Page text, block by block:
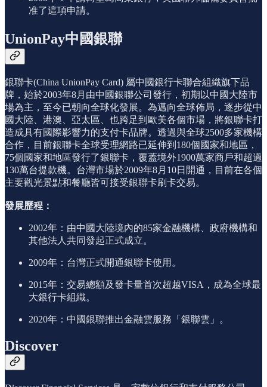
准了這項申請。
UnionPay中國銀聯
銀聯卡(China UnionPay Card) 屬中國銀行卡聯合組織旗下品
牌，始於2003年8月由中國銀聯公司發行，初期以中國大陸市
場為主，至今已朝向全球化發展。為邁向全球佈局，逐步從中
國大陸、港澳、亞太區、也跨足到歐美各個市場，將銀聯卡打
造成具有國際影響力的支付卡品牌。透過與全球2500多家機構
合作，目前銀聯卡全球受理網路已延伸到180個國家和地區，
75個國家和地區發行了銀聯卡，覆蓋境外1900萬家商戶和超過
130萬台提款機。台灣市場於2009年8月10日開通，目前在各個
主要觀光景點和餐廳皆可接受銀聯卡刷卡交易。
發展歷程：
2002年：由中國大陸境內的85家金融機構、政府機構和
其他法人共同發起正式成立。
2009年：台灣正式開通銀聯卡使用。
2015年：交易總額及發卡量首次超越VISA，成為全球最
大銀行卡組織。
2020年：中國銀聯推出金融雲服務「銀聯雲」。
Discover